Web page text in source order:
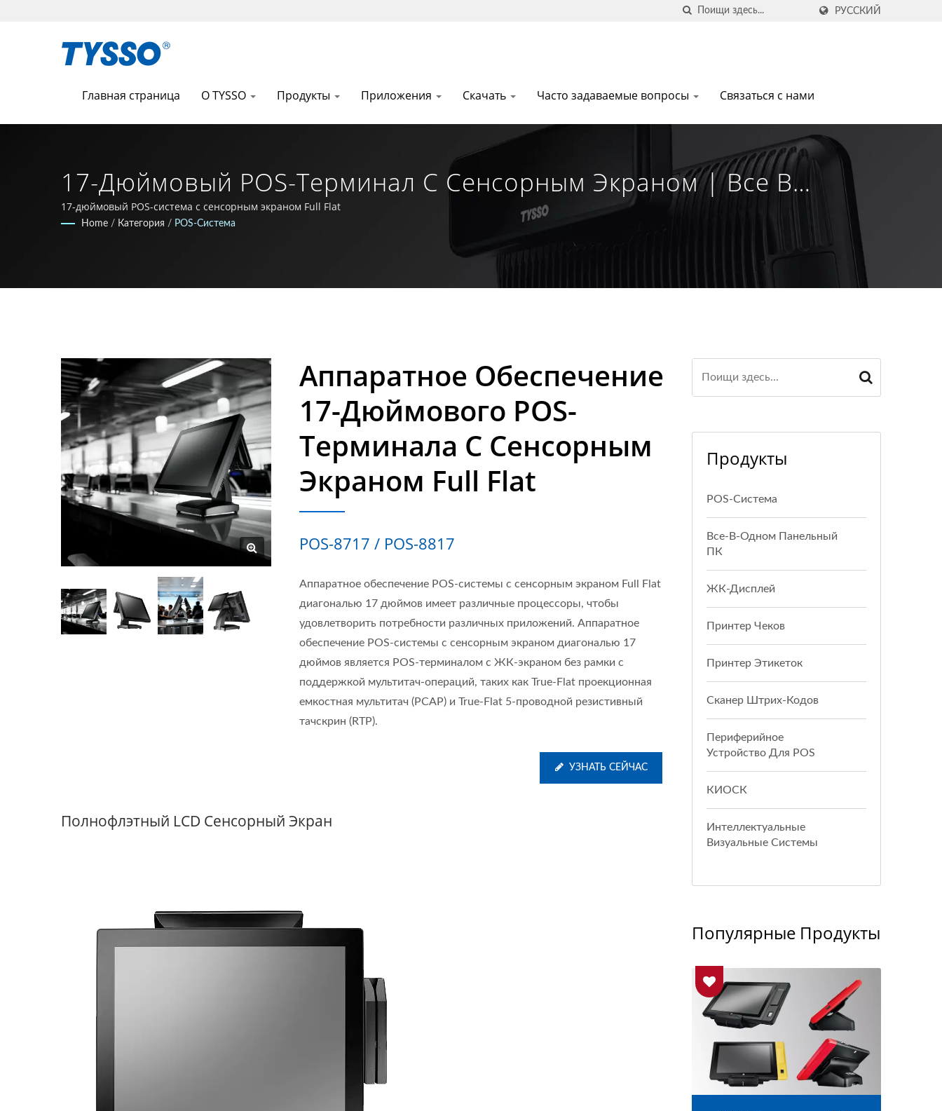
РУССКИЙ
Главная страница О TYSSO Продукты Приложения Скачать Часто задаваемые вопросы Связаться с нами
17-Дюймовый POS-Терминал С Сенсорным Экраном | Все В
Одном Месте Для POS И Автоидентификационных Решений |
17-дюймовый POS-система с сенсорным экраном Full Flat
Home / Категория / POS-Система
Аппаратное Обеспечение
17-Дюймового POS-
Терминала С Сенсорным
Экраном Full Flat
POS-8717 / POS-8817
Аппаратное обеспечение POS-системы с сенсорным экраном Full Flat
диагональю 17 дюймов имеет различные процессоры, чтобы
удовлетворить потребности различных приложений. Аппаратное
обеспечение POS-системы с сенсорным экраном диагональю 17
дюймов является POS-терминалом с ЖК-экраном без рамки с
поддержкой мультитач-операций, таких как True-Flat проекционная
емкостная мультитач (PCAP) и True-Flat 5-проводной резистивный
тачскрин (RTP).
УЗНАТЬ СЕЙЧАС
Полнофлэтный LCD Сенсорный Экран
Продукты
POS-Система
Все-В-Одном Панельный
ПК
ЖК-Дисплей
Принтер Чеков
Принтер Этикеток
Сканер Штрих-Кодов
Периферийное
Устройство Для POS
КИОСК
Интеллектуальные
Визуальные Системы
Популярные Продукты